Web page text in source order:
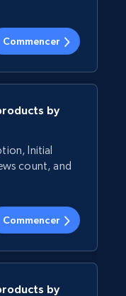
Commencer
by
Initial
count, and
Commencer
by